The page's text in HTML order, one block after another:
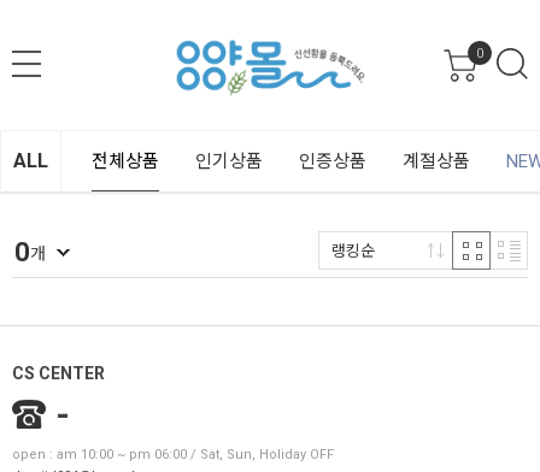
0
ALL 전체상품 인기상품 인증상품 계절상품
0개 랭킹순
CS CENTER
-
open : am 10:00 ~ pm 06:00 / Sat, Sun, Holiday OFF